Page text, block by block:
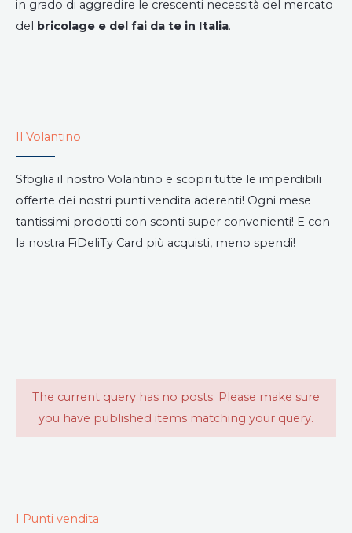
in grado di aggredire le crescenti necessità del mercato
del bricolage e del fai da te in Italia.
Il Volantino
Sfoglia il nostro Volantino e scopri tutte le imperdibili
offerte dei nostri punti vendita aderenti! Ogni mese
tantissimi prodotti con sconti super convenienti! E con
la nostra FiDeliTy Card più acquisti, meno spendi!
The current query has no posts. Please make sure
you have published items matching your query.
I Punti vendita